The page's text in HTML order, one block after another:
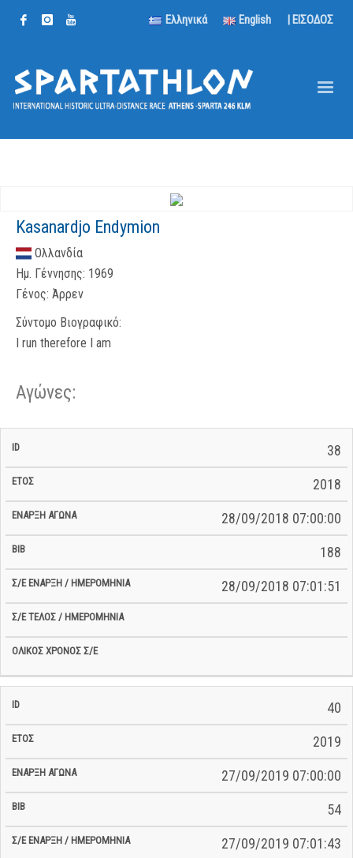
Ελληνικά English | ΕΙΣΟΔΟΣ
Kasanardjo Endymion
Ολλανδία
Ημ. Γέννησης: 1969
Γένος: Άρρεν
Σύντομο Βιογραφικό:
I run therefore I am
Αγώνες:
Αγώνα
Ημερομηνία
38
2018
28/09/2018 07:00:00
188
28/09/2018 07:01:51
40
2019
27/09/2019 07:00:00
54
27/09/2019 07:01:43